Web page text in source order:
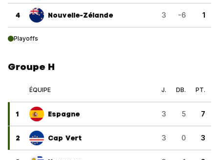
4 Nouvelle-Zélande 3 -6 1
Playoffs
Groupe H
ÉQUIPE J. DB. PT.
1 Espagne 3 5 7
2 Cap Vert 3 0 3